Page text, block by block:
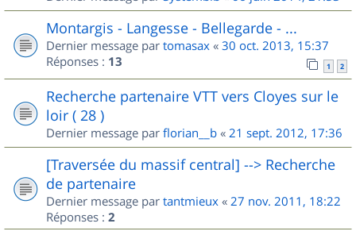
Montargis - Langesse - Bellegarde - ...
Dernier message par tomasax « 30 oct. 2013, 15:37
Réponses : 13 1 2
Recherche partenaire VTT vers Cloyes sur le
loir ( 28 )
Dernier message par florian__b « 21 sept. 2012, 17:36
[Traversée du massif central] --> Recherche
de partenaire
Dernier message par tantmieux « 27 nov. 2011, 18:22
Réponses : 2